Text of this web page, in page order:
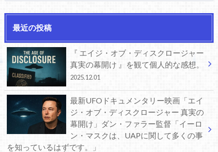
最近の投稿
『 エイジ・オブ・ディスクロージャー
真実の幕開け 』を観て個人的な感想。
2025.12.01
最新UFOドキュメンタリー映画「エイ
ジ・オブ・ディスクロージャー 真実の
幕開け」ダン・ファラー監督「イーロ
ン・マスクは、UAPに関して多くの事
を知っているはずです。」